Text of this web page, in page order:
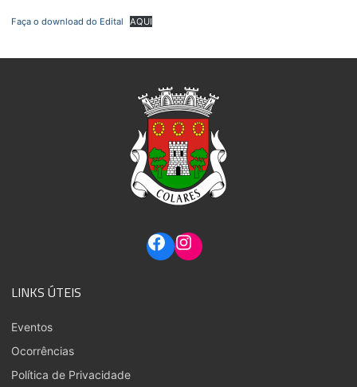
Faça o download do Edital AQUI
LINKS ÚTEIS
Eventos
Ocorrências
Política de Privacidade